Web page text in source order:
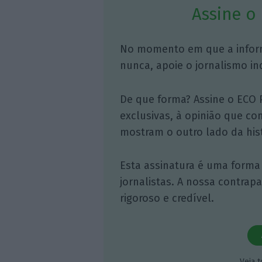
Assine o
No momento em que a
nunca, apoie o jornalismo
De que forma? Assine o
exclusivas, à opinião que
mostram o outro lado da
Esta assinatura é uma
jornalistas. A nossa
rigoroso e credível.